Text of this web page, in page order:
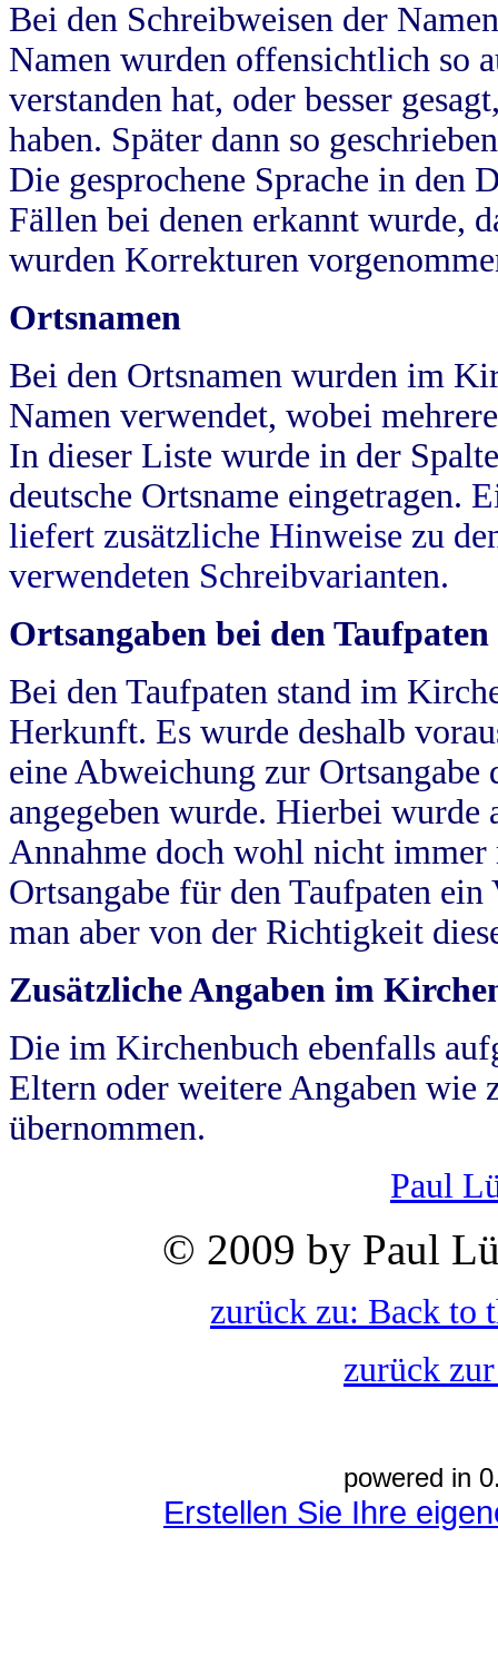
Bei den Schreibweisen der
Namen wurden offensichtlich so
verstanden hat, oder besser
haben. Später dann so
Die gesprochene Sprache in
Fällen bei denen erkannt wurde,
wurden Korrekturen
Ortsnamen
Bei den Ortsnamen wurden im
Namen verwendet, wobei
In dieser Liste wurde in der
deutsche Ortsname eingetragen.
liefert zusätzliche Hinweise zu
verwendeten Schreibvarianten.
Ortsangaben bei den Taufpaten
Bei den Taufpaten stand im
Herkunft. Es wurde deshalb
eine Abweichung zur
angegeben wurde. Hierbei wurde
Annahme doch wohl nicht
Ortsangabe für den Taufpaten
man aber von der Richtigkeit
Zusätzliche Angaben im
Die im Kirchenbuch ebenfalls
Eltern oder weitere Angaben wie
übernommen.
Paul
© 2009 by Paul
zurück zu: Back to
zurück
powered in
Erstellen Sie Ihre